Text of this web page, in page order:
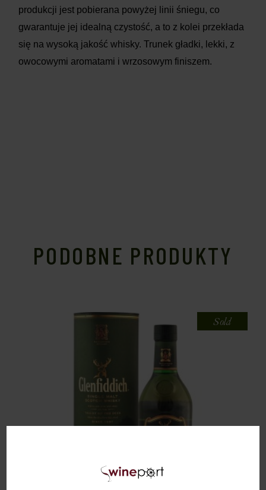
produkcji jest pobierana powyżej linii śniegu, co
gwarantuje jej idealną czystość, a to z kolei przekłada
się na wysoką jakość whisky. Trunek gładki, lekki, z
owocowymi aromatami i wrzosowym finiszem.
PODOBNE PRODUKTY
Sold